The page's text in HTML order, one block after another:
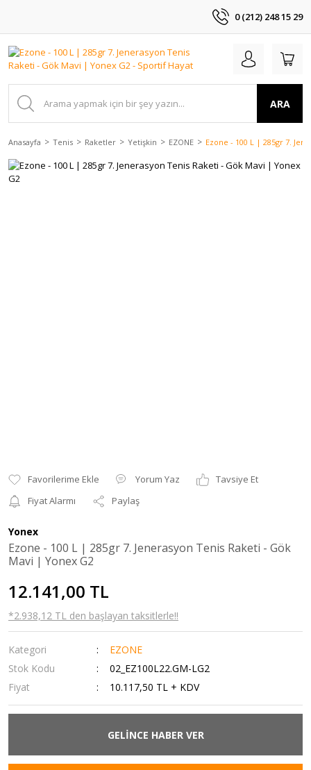
0 (212) 248 15 29
ARA
Anasayfa Tenis Raketler Yetişkin EZONE Ezone - 100 L | 285gr 7.
Yorum Yaz
Tavsiye Et
Fiyat Alarmı
Paylaş
Yonex
Ezone - 100 L | 285gr 7. Jenerasyon Tenis Raketi - Gök
Mavi | Yonex G2
12.141,00 TL
*2.938,12 TL den başlayan taksitlerle!!
Kategori
EZONE
Stok Kodu
02_EZ100L22.GM-LG2
Fiyat
10.117,50 TL + KDV
GELİNCE HABER VER